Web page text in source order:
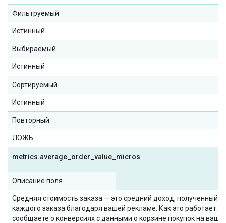
Фильтруемый
Истинный
Выбираемый
Истинный
Сортируемый
Истинный
Повторный
ЛОЖЬ
metrics.average order value micros
Описание поля
Средняя стоимость заказа — это средний доход, полученный
каждого заказа благодаря вашей рекламе. Как это работает:
сообщаете о конверсиях с данными о корзине покупок на